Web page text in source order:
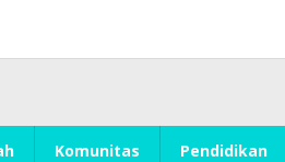
Komunitas Pendidikan